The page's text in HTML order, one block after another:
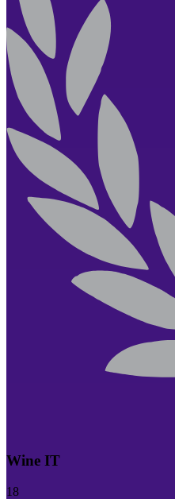
Wine IT
18